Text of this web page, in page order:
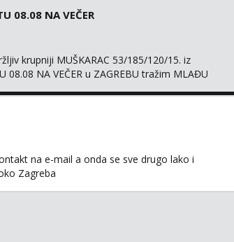
08.08 NA VEČER
krupniji MUŠKARAC 53/185/120/15. iz
NA VEČER u ZAGREBU tražim MLAĐU
na e-mail a onda se sve drugo lako i
Zagreba